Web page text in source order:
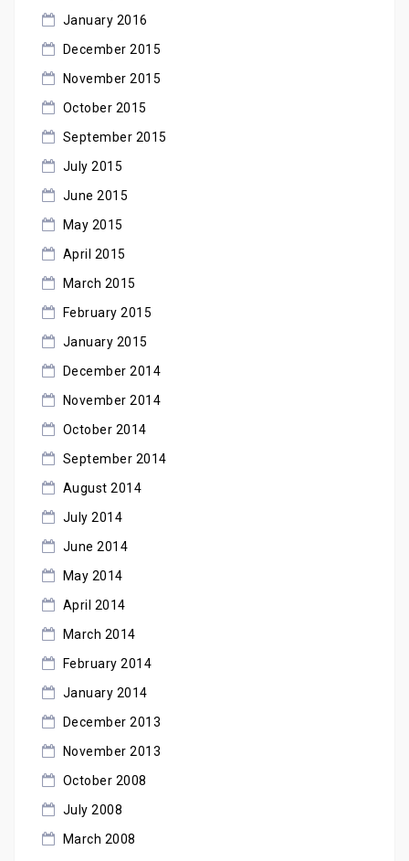
January 2016
December 2015
November 2015
October 2015
September 2015
July 2015
June 2015
May 2015
April 2015
March 2015
February 2015
January 2015
December 2014
November 2014
October 2014
September 2014
August 2014
July 2014
June 2014
May 2014
April 2014
March 2014
February 2014
January 2014
December 2013
November 2013
October 2008
July 2008
March 2008